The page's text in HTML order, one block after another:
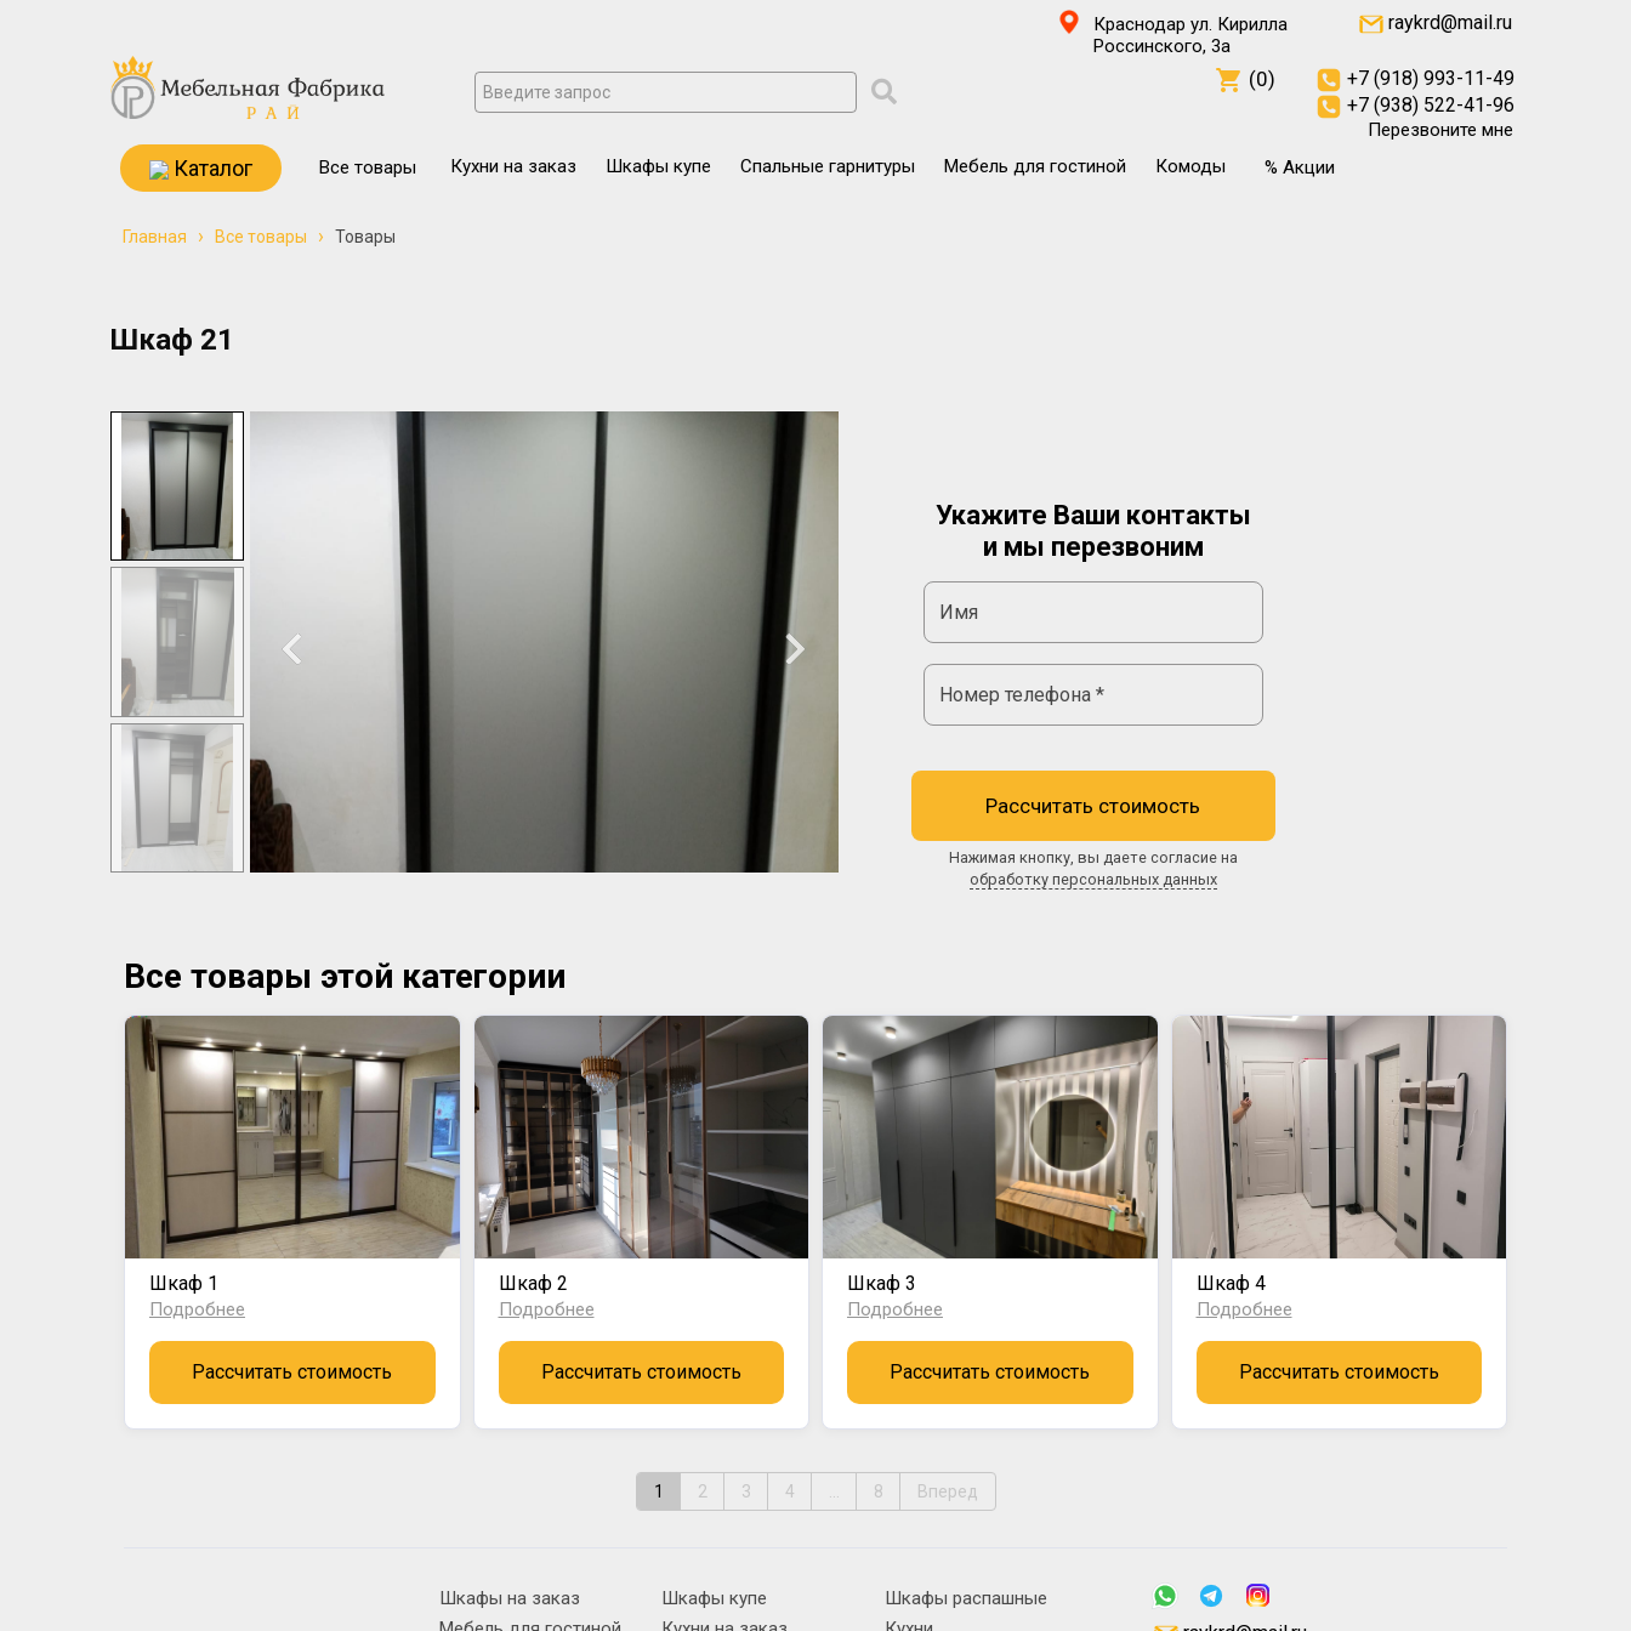
Краснодар ул. Кирилла
Россинского, 3а
raykrd@mail.ru
Перезвоните мне
Кухни на заказ
Шкафы купе Спальные гарнитуры Мебель для гостиной Комоды
Все товары % Акции
Каталог
(0)
+7 (918) 993-11-49
+7 (938) 522-41-96
Главная › Все товары › Товары
Шкаф 21
Укажите Ваши контакты
и мы перезвоним
Рассчитать стоимость
Нажимая кнопку, вы даете согласие на
обработку персональных данных
Все товары этой категории
Шкаф 1
Подробнее
Рассчитать стоимость
Шкаф 2
Подробнее
Рассчитать стоимость
Шкаф 3
Подробнее
Рассчитать стоимость
Шкаф 4
Подробнее
Рассчитать стоимость
1 2 3 4 ... 8 Вперед
Шкафы на заказ Шкафы купе
Шкафы распашные